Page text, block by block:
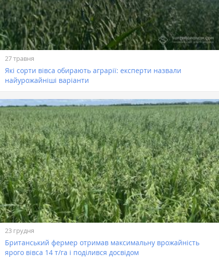
27 травня
Які сорти вівса обирають аграрії: експерти назвали
найурожайніші варіанти
23 грудня
Британський фермер отримав максимальну врожайність
ярого вівса 14 т/га і поділився досвідом